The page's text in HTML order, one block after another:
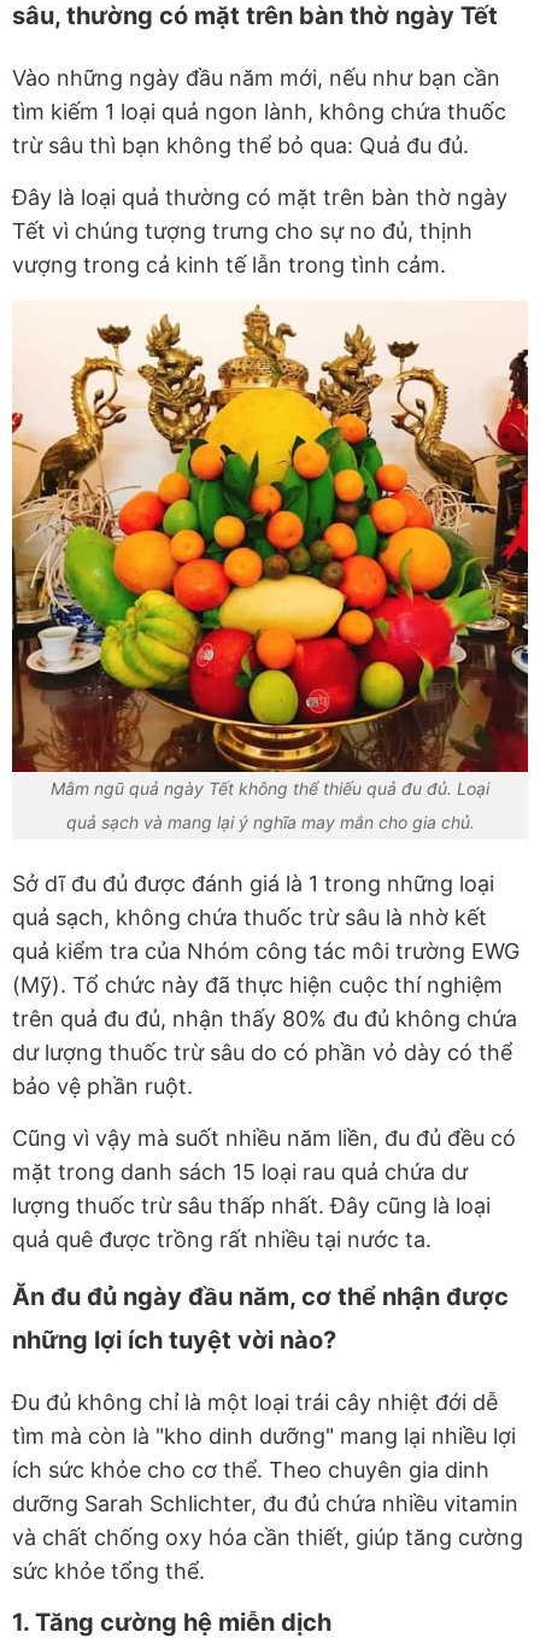
sâu, thường có mặt trên bàn thờ ngày Tết
Vào những ngày đầu năm mới, nếu như bạn cần
tìm kiếm 1 loại quả ngon lành, không chứa thuốc
trừ sâu thì bạn không thể bỏ qua: Quả đu đủ.
Đây là loại quả thường có mặt trên bàn thờ ngày
Tết vì chúng tượng trưng cho sự no đủ, thịnh
vượng trong cả kinh tế lẫn trong tình cảm.
Mâm ngũ quả ngày Tết không thể thiếu quả đu đủ. Loại
quả sạch và mang lại ý nghĩa may mắn cho gia chủ.
Sở dĩ đu đủ được đánh giá là 1 trong những loại
quả sạch, không chứa thuốc trừ sâu là nhờ kết
quả kiểm tra của Nhóm công tác môi trường EWG
(Mỹ). Tổ chức này đã thực hiện cuộc thí nghiệm
trên quả đu đủ, nhận thấy 80% đu đủ không chứa
dư lượng thuốc trừ sâu do có phần vỏ dày có thể
bảo vệ phần ruột.
Cũng vì vậy mà suốt nhiều năm liền, đu đủ đều có
mặt trong danh sách 15 loại rau quả chứa dư
lượng thuốc trừ sâu thấp nhất. Đây cũng là loại
quả quê được trồng rất nhiều tại nước ta.
Ăn đu đủ ngày đầu năm, cơ thể nhận được
những lợi ích tuyệt vời nào?
Đu đủ không chỉ là một loại trái cây nhiệt đới dễ
tìm mà còn là "kho dinh dưỡng" mang lại nhiều lợi
ích sức khỏe cho cơ thể. Theo chuyên gia dinh
dưỡng Sarah Schlichter, đu đủ chứa nhiều vitamin
và chất chống oxy hóa cần thiết, giúp tăng cường
sức khỏe tổng thể.
1. Tăng cường hệ miễn dịch